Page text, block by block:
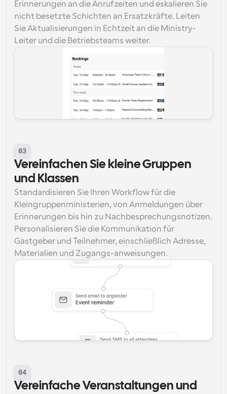
Erinnerungen an die Anrufzeiten und eskalieren Sie
nicht besetzte Schichten an Ersatzkräfte. Leiten
Sie Aktualisierungen in Echtzeit an die Ministry-
Leiter und die Betriebsteams weiter.
03
Vereinfachen Sie kleine Gruppen
und Klassen
Standardisieren Sie Ihren Workflow für die
Kleingruppenministerien, von Anmeldungen über
Erinnerungen bis hin zu Nachbesprechungsnotizen.
Personalisieren Sie die Kommunikation für
Gastgeber und Teilnehmer, einschließlich Adresse,
Materialien und Zugangs-anweisungen.
04
Vereinfache Veranstaltungen und